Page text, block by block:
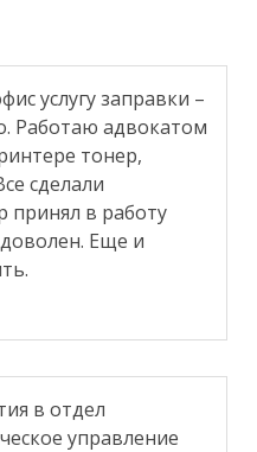
услугу заправки –
Работаю адвокатом
тонер,
сделали
принял в работу
Еще и
в отдел
управление